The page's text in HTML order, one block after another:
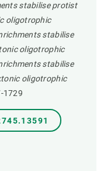
stabilise protist
oligotrophic
stabilise
oligotrophic
stabilise
oligotrophic
1729